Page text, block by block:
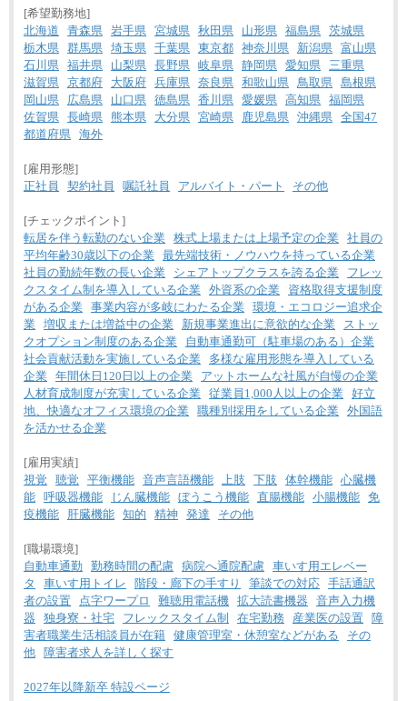
[希望勤務地]
北海道
青森県 岩手県 宮城県 秋田県 山形県 福島県
茨城県
栃木県
群馬県 埼玉県 千葉県 東京都 神奈川県 新潟県
富山県
石川県
福井県 山梨県 長野県 岐阜県 静岡県 愛知県
三重県
滋賀県
京都府 大阪府 兵庫県 奈良県 和歌山県 鳥取県
島根県
岡山県
広島県 山口県 徳島県 香川県 愛媛県 高知県
福岡県
佐賀県
長崎県 熊本県 大分県 宮崎県 鹿児島県 沖縄県
全国47
都道府県
海外
[雇用形態]
正社員
契約社員 嘱託社員 アルバイト・パート その他
[チェックポイント]
転居を伴う転勤のない企業 株式上場または上場予定の企業 社員の
平均年齢30歳以下の企業 最先端技術・ノウハウを持っている企業
社員の勤続年数の長い企業
シェアトップクラスを誇る企業
フレッ
クスタイム制を導入している企業 外資系の企業
資格取得支援制度
がある企業 事業内容が多岐にわたる企業 環境・エコロジー追求企
業 増収または増益中の企業 新規事業進出に意欲的な企業
ストッ
クオプション制度のある企業
自動車通勤可（駐車場のある）企業
社会貢献活動を実施している企業
多様な雇用形態を導入している
企業 年間休日120日以上の企業
アットホームな社風が自慢の企業
人材育成制度が充実している企業 従業員1,000人以上の企業 好立
地、快適なオフィス環境の企業 職種別採用をしている企業 外国語
を活かせる企業
[雇用実績]
視覚
聴覚 平衡機能 音声言語機能 上肢 下肢 体幹機能 心臓機
能 呼吸器機能 じん臓機能 ぼうこう機能 直腸機能 小腸機能 免
疫機能
肝臓機能 知的 精神 発達 その他
[職場環境]
自動車通勤
勤務時間の配慮 病院へ通院配慮 車いす用エレベー
タ
車いす用トイレ 階段・廊下の手すり 筆談での対応 手話通訳
者の設置
点字ワープロ 難聴用電話機 拡大読書機器
音声入力機
器
独身寮・社宅 フレックスタイム制 在宅勤務 産業医の設置
障
害者職業生活相談員が在籍 健康管理室・休憩室などがある
その
他
障害者求人を詳しく探す
2027年以降新卒 特設ページ